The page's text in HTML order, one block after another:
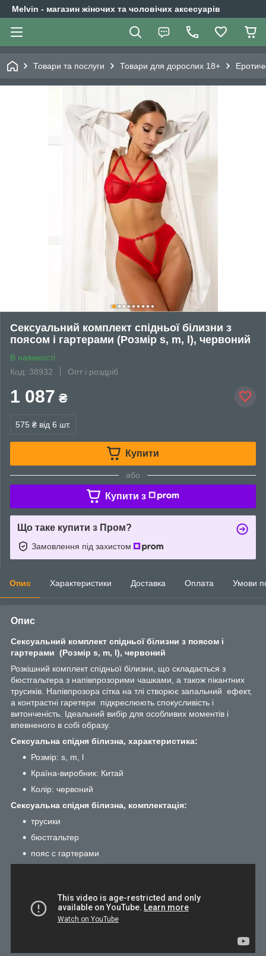
Melvin - магазин жіночих та чоловічих аксесуарів
Товари та послуги Товари для дорослих 18+
Сексуальний комплект спідньої білизни з
поясом і гартерами (Розмір s, m, l), червоний
В наявності
Код: 38932
Опт і роздріб
1 087 ₴
575 ₴ від 6 шт.
Купити
або
Купити з
Що таке купити з Пром?
Замовлення під захистом
Опис Характеристики Доставка Оплата Умови
Опис
Сексуальний комплект спідньої білизни з поясом і
гартерами (Розмір s, m, l), червоний
Розкішний комплект спідньої білизни, що складається з
бюстгальтера з напівпрозорими чашками, а також пікантних
трусиків. Напівпрозора сітка на тлі створює запальний ефект,
а контрастні гаретери підкреслюють спокусливість і
витонченість. Ідеальний вибір для особливих моментів і
впевненого в собі образу.
Сексуальна спідня білизна, характеристика:
Розмір: s, m, l
Країна-виробник: Китай
Колір: червоний
Сексуальна спідня білизна, комплектація:
трусики
бюстгальтер
пояс с гартерами